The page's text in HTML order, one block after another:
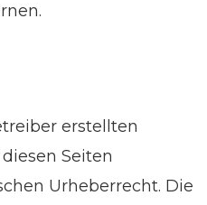
erstellten
Seiten
Urheberrecht. Die